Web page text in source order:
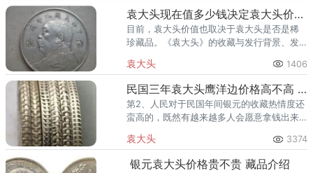
袁大头现在值多少钱决定袁大头价格的因素是什么
目前，袁大头价值也取决于袁大头是否是稀
珍藏品。《袁大头》的收藏与发行背景、发
如，3年的袁大头签名银元是最稀有的收藏
品。
袁大头 1406
民国三年袁大头鹰洋边价格高不高 潜力如何
第2、人民对于民国年间银元的收藏热情度还
蛮高的，既然有越来越多人会愿意拿钱出来
的价格涨幅可能就会挺不错的。
袁大头 3374
银元袁大头价格贵不贵 藏品介绍